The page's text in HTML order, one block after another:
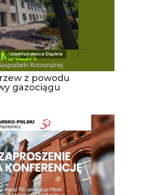
Siemianowice Śląskie
z powodu
gazociągu